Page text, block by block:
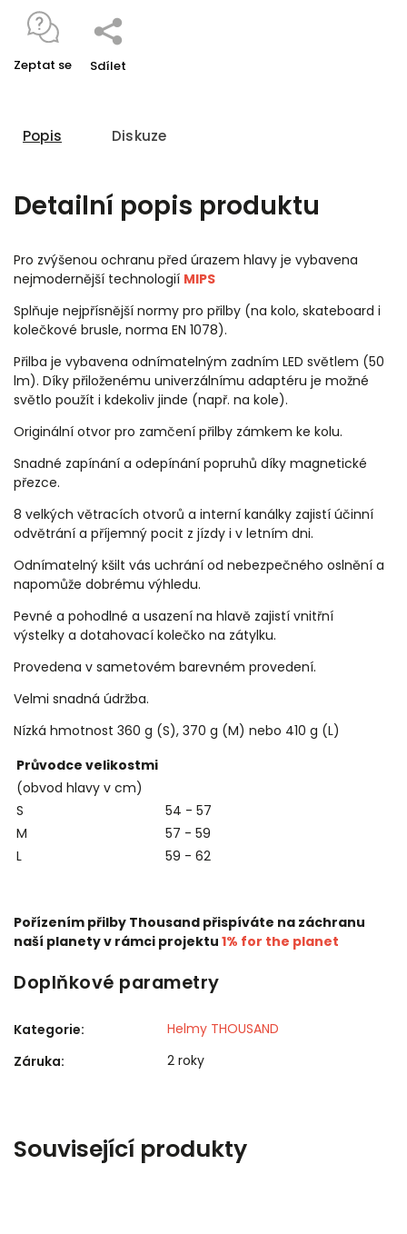
Zeptat se Sdílet
Popis Diskuze
Detailní popis produktu
Pro zvýšenou ochranu před úrazem hlavy je vybavena
nejmodernější technologií MIPS
Splňuje nejpřísnější normy pro přilby (na kolo, skateboard i
kolečkové brusle, norma EN 1078).
Přilba je vybavena odnímatelným zadním LED světlem (50
lm). Díky přiloženému univerzálnímu adaptéru je možné
světlo použít i kdekoliv jinde (např. na kole).
Originální otvor pro zamčení přilby zámkem ke kolu.
Snadné zapínání a odepínání popruhů díky magnetické
přezce.
8 velkých větracích otvorů a interní kanálky zajistí účinní
odvětrání a příjemný pocit z jízdy i v letním dni.
Odnímatelný kšilt vás uchrání od nebezpečného oslnění a
napomůže dobrému výhledu.
Pevné a pohodlné a usazení na hlavě zajistí vnitřní
výstelky a dotahovací kolečko na zátylku.
Provedena v sametovém barevném provedení.
Velmi snadná údržba.
Nízká hmotnost 360 g (S), 370 g (M) nebo 410 g (L)
Průvodce velikostmi
(obvod hlavy v cm)
S
54 - 57
M
57 - 59
L
59 - 62
Pořízením přilby Thousand přispíváte na záchranu
naší planety v rámci projektu 1% for the planet
Doplňkové parametry
Kategorie:
Helmy THOUSAND
Záruka: 2 roky
Související produkty